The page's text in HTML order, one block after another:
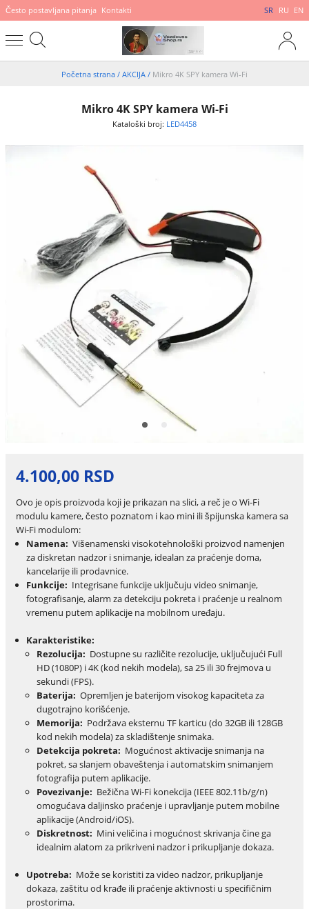
Često postavljana pitanja Kontakti SR RU EN
Početna strana / AKCIJA / Mikro 4K SPY kamera Wi-Fi
Mikro 4K SPY kamera Wi-Fi
Kataloški broj: LED4458
4.100,00 RSD
Ovo je opis proizvoda koji je prikazan na slici, a reč je o Wi-Fi
modulu kamere, često poznatom i kao mini ili špijunska kamera sa
Wi-Fi modulom:
Namena: Višenamenski visokotehnološki proizvod namenjen
za diskretan nadzor i snimanje, idealan za praćenje doma,
kancelarije ili prodavnice.
Funkcije: Integrisane funkcije uključuju video snimanje,
fotografisanje, alarm za detekciju pokreta i praćenje u realnom
vremenu putem aplikacije na mobilnom uređaju.
Karakteristike:
Rezolucija: Dostupne su različite rezolucije, uključujući Full
HD (1080P) i 4K (kod nekih modela), sa 25 ili 30 frejmova u
sekundi (FPS).
Baterija: Opremljen je baterijom visokog kapaciteta za
dugotrajno korišćenje.
Memorija: Podržava eksternu TF karticu (do 32GB ili 128GB
kod nekih modela) za skladištenje snimaka.
Detekcija pokreta: Mogućnost aktivacije snimanja na
pokret, sa slanjem obaveštenja i automatskim snimanjem
fotografija putem aplikacije.
Povezivanje: Bežična Wi-Fi konekcija (IEEE 802.11b/g/n)
omogućava daljinsko praćenje i upravljanje putem mobilne
aplikacije (Android/iOS).
Diskretnost: Mini veličina i mogućnost skrivanja čine ga
idealnim alatom za prikriveni nadzor i prikupljanje dokaza.
Upotreba: Može se koristiti za video nadzor, prikupljanje
dokaza, zaštitu od krađe ili praćenje aktivnosti u specifičnim
prostorima.